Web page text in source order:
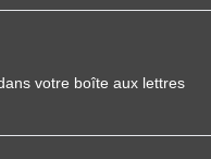
votre boîte aux lettres